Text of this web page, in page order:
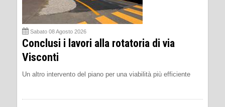
Sabato 08 Agosto 2026
Conclusi i lavori alla rotatoria di via
Visconti
Un altro intervento del piano per una viabilità più efficiente